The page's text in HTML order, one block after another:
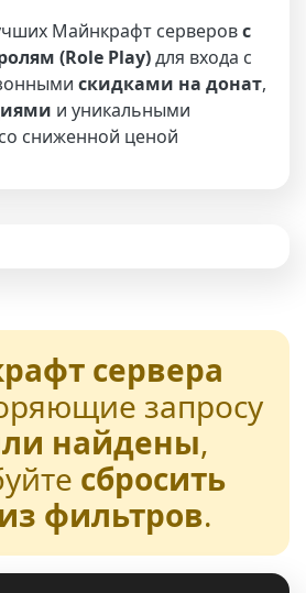
Майнкрафт серверовс
(Role Play)для входа с
скидками на донат,
и уникальными
сниженной ценой
сервера
запросу
найдены,
сбросить
фильтров.